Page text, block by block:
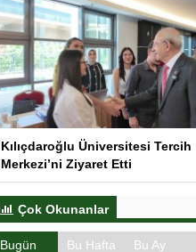
Kılıçdaroğlu Üniversitesi Tercih
Merkezi’ni Ziyaret Etti
Çok Okunanlar
Bugün Bu Hafta Bu Ay